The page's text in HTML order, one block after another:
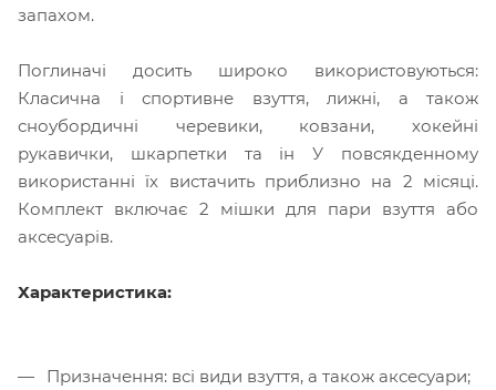
запахом.
Поглиначі досить широко використовуються:
Класична і спортивне взуття, лижні, а також
сноубордичні черевики, ковзани, хокейні
рукавички, шкарпетки та ін У повсякденному
використанні їх вистачить приблизно на 2 місяці.
Комплект включає 2 мішки для пари взуття або
аксесуарів.
Характеристика:
Призначення: всі види взуття, а також аксесуари;